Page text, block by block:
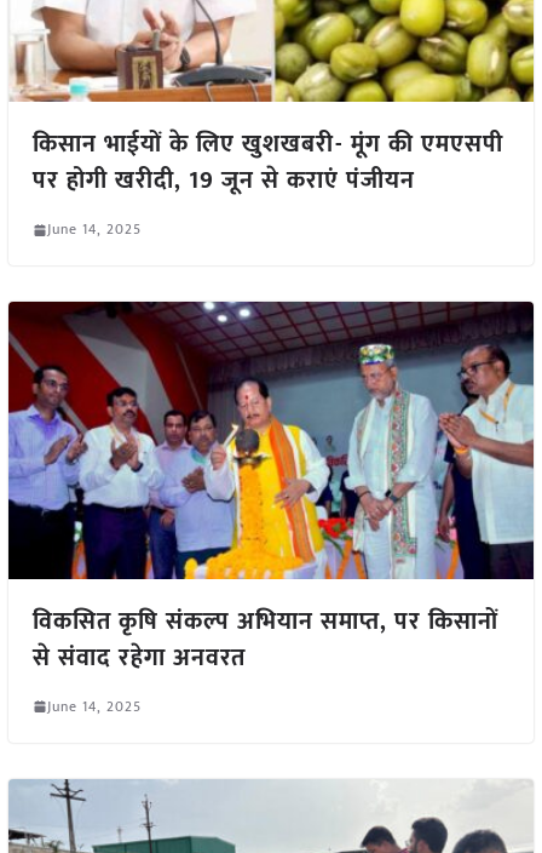
किसान भाईयों के लिए खुशखबरी- मूंग की एमएसपी
पर होगी खरीदी, 19 जून से कराएं पंजीयन
June 14, 2025
विकसित कृषि संकल्प अभियान समाप्त, पर किसानों
से संवाद रहेगा अनवरत
June 14, 2025